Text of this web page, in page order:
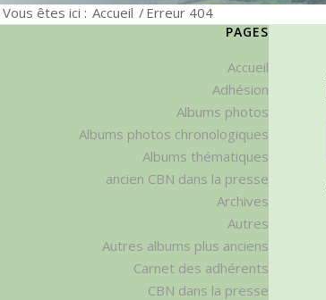
Vous êtes ici : Accueil / Erreur 404
PAGES
Accueil
Adhésion
Albums photos
Albums photos chronologiques
Albums thématiques
ancien CBN dans la presse
Archives
Autres
Autres albums plus anciens
Carnet des adhérents
CBN dans la presse